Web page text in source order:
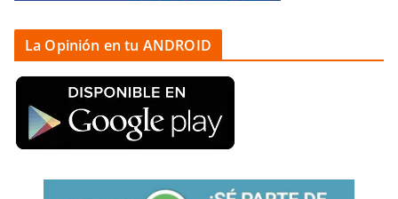
La Opinión en tu ANDROID